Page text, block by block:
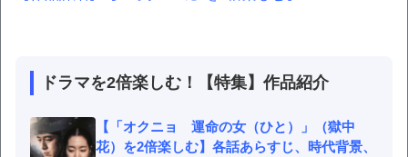
ドラマを2倍楽しむ！【特集】作品紹介
【「オクニョ 運命の女（ひと）」（獄中
花）を2倍楽しむ】各話あらすじ、時代背景、